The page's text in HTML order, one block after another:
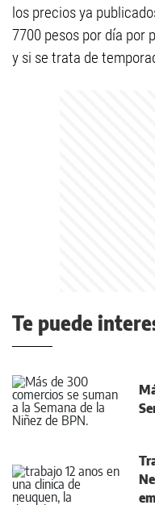
los precios ya
7700 pesos por día por
y si se trata de
Te puede